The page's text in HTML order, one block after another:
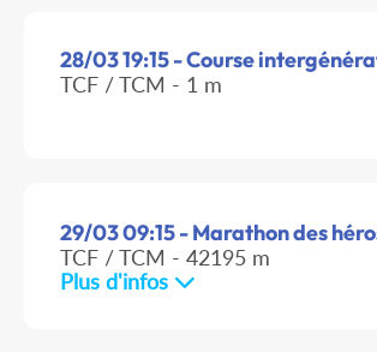
28/03 19:15 - Course
TCF / TCM - 1 m
29/03 09:15 - Marathon des
TCF / TCM - 42195 m
Plus d'infos